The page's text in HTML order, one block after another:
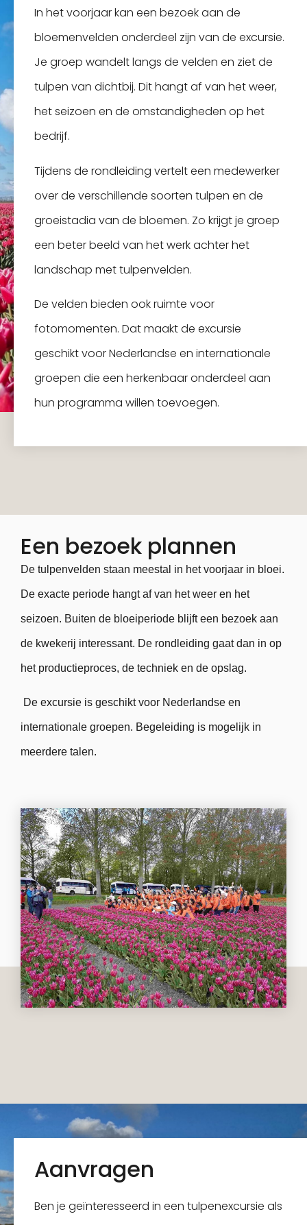
In het voorjaar kan een bezoek aan de
bloemenvelden onderdeel zijn van de excursie.
Je groep wandelt langs de velden en ziet de
tulpen van dichtbij. Dit hangt af van het weer,
het seizoen en de omstandigheden op het
bedrijf.
Tijdens de rondleiding vertelt een medewerker
over de verschillende soorten tulpen en de
groeistadia van de bloemen. Zo krijgt je groep
een beter beeld van het werk achter het
landschap met tulpenvelden.
De velden bieden ook ruimte voor
fotomomenten. Dat maakt de excursie
geschikt voor Nederlandse en internationale
groepen die een herkenbaar onderdeel aan
hun programma willen toevoegen.
Een bezoek plannen
De tulpenvelden staan meestal in het voorjaar in bloei.
De exacte periode hangt af van het weer en het
seizoen. Buiten de bloeiperiode blijft een bezoek aan
de kwekerij interessant. De rondleiding gaat dan in op
het productieproces, de techniek en de opslag.
De excursie is geschikt voor Nederlandse en
internationale groepen. Begeleiding is mogelijk in
meerdere talen.
Aanvragen
Ben je geïnteresseerd in een tulpenexcursie als